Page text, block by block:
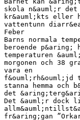
skola n&auml;r
kr&auml;kts eller
vattentunn
Feber
Barns normala
beroende
temperaturen
morgonen och 38
vara en
stanna hemma
det
Det &auml;r dock
fr&aring;gan